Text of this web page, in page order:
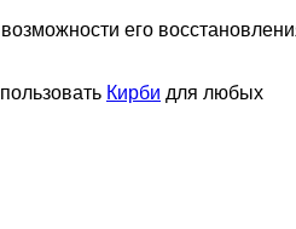
его
Кирби для любых